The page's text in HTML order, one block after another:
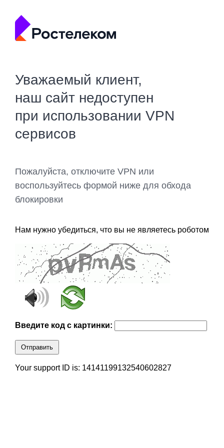
Уважаемый клиент,
наш сайт недоступен
при использовании VPN
сервисов
Пожалуйста, отключите VPN или
воспользуйтесь формой ниже для обхода
блокировки
Нам нужно убедиться, что вы не являетесь роботом
Введите код с картинки:
Отправить
Your support ID is: 14141199132540602827